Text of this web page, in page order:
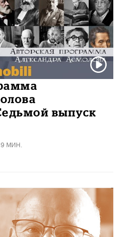
выпуск
МИН.